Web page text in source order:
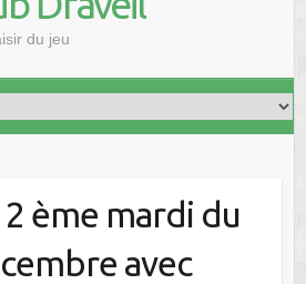
du jeu
ème mardi du
avec